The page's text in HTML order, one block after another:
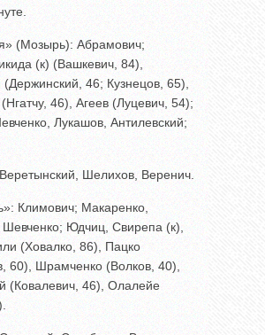
(Мозырь): Абрамович;
(к) (Вашкевич, 84),
(Держинский, 46; Кузнецов, 65),
46), Агеев (Луцевич, 54);
Лукашов, Антилевский;
Шелихов, Веренич.
Климович; Макаренко,
Шевченко; Юдчиц, Свирепа (к),
(Ховалко, 86), Пацко
60), Шрамченко (Волков, 40),
(Ковалевич, 46), Олалейе